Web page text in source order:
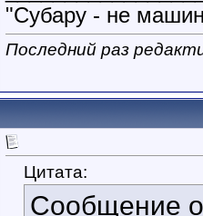
"Субару - не
Последний раз
Цитата:
Сообщение